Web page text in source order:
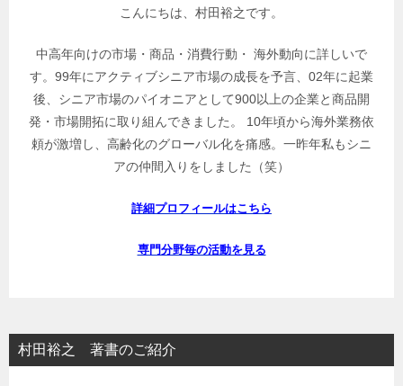
こんにちは、村田裕之です。
中高年向けの市場・商品・消費行動・ 海外動向に詳しいで
す。99年にアクティブシニア市場の成長を予言、02年に起業
後、シニア市場のパイオニアとして900以上の企業と商品開
発・市場開拓に取り組んできました。 10年頃から海外業務依
頼が激増し、高齢化のグローバル化を痛感。一昨年私もシニ
アの仲間入りをしました（笑）
詳細プロフィールはこちら
専門分野毎の活動を見る
村田裕之 著書のご紹介